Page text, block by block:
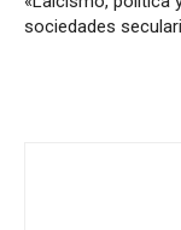
sociedades